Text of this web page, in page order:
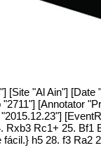
[Site "Al Ain"]
[Annotator
Rxb3 Rc1+ 25. Bf1
h5 28. f3 Ra2